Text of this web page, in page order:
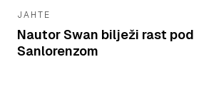
JAHTE
Nautor Swan bilježi rast pod
Sanlorenzom